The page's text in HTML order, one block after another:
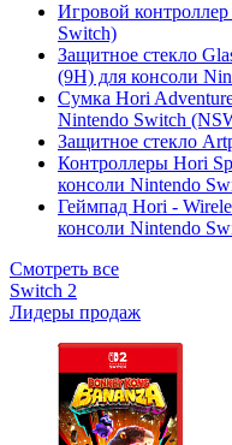
Игровой
Switch)
Защитное стекло
(9H) для консоли
Сумка Hori
Nintendo Switch
Защитное стекло
Контроллеры Hori
консоли Nintendo
Геймпад Hori -
консоли Nintendo
Смотреть все
Switch 2
Лидеры продаж